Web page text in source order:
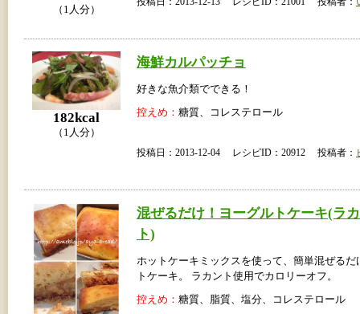
（1人分）
182kcal
（1人分）
海鮮カルパッチョ
好きな魚介類でできる！
控えめ： 糖質、コレステロール
投稿日：2013-12-04 レシピID：20912 投稿者：
混ぜるだけ！ヨーグルトケーキ(ラ
ト)
ホットケーキミックスを使って、簡単混ぜるだ
トケーキ。 ラカント使用でカロリーオフ。
控えめ： 糖質、脂質、塩分、コレステロール